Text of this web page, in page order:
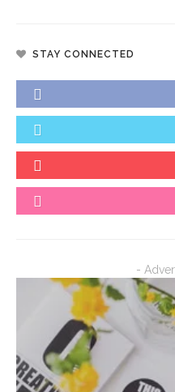
STAY CONNECTED
-